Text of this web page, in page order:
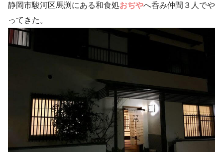
静岡市駿河区馬渕にある和食処おぢやへ呑み仲間３人でや
ってきた。